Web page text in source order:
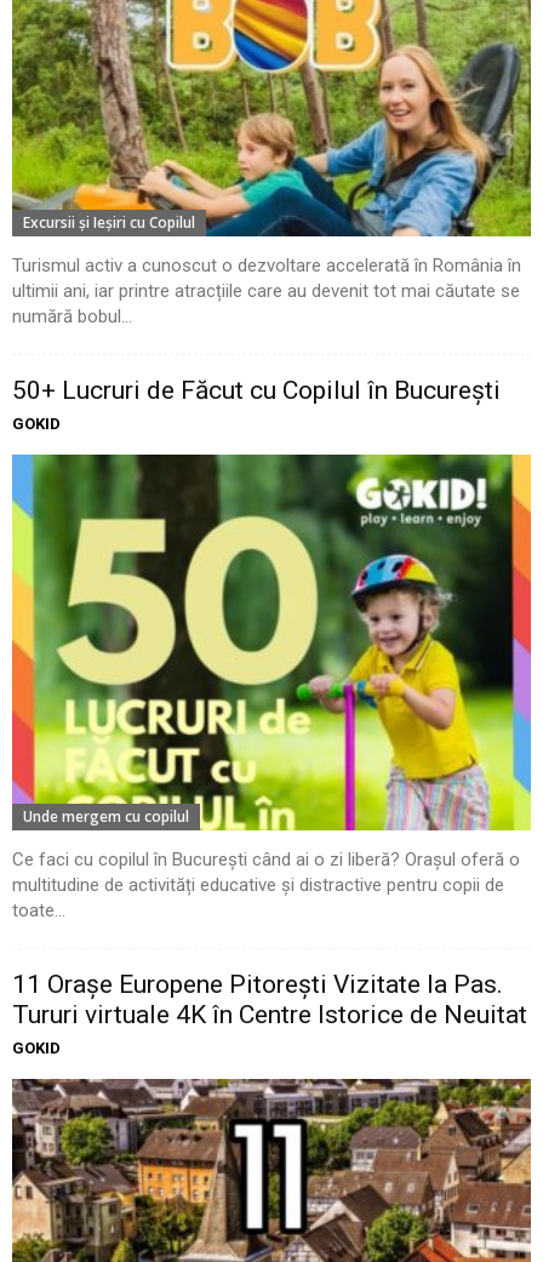
Excursii şi Ieşiri cu Copilul
Turismul activ a cunoscut o dezvoltare accelerată în România în
ultimii ani, iar printre atracțiile care au devenit tot mai căutate se
numără bobul...
50+ Lucruri de Făcut cu Copilul în București
GOKID
Unde mergem cu copilul
Ce faci cu copilul în București când ai o zi liberă? Orașul oferă o
multitudine de activități educative și distractive pentru copii de
toate...
11 Oraşe Europene Pitoreşti Vizitate la Pas.
Tururi virtuale 4K în Centre Istorice de Neuitat
GOKID